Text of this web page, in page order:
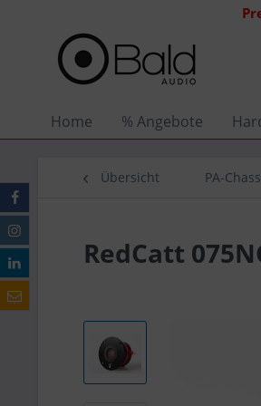
Home % Angebote
Übersicht PA-
RedCatt